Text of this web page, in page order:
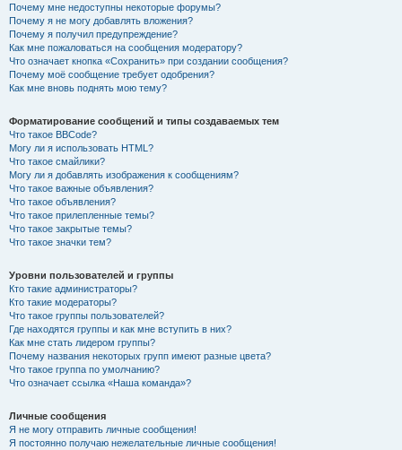
Почему мне недоступны некоторые форумы?
Почему я не могу добавлять вложения?
Почему я получил предупреждение?
Как мне пожаловаться на сообщения модератору?
Что означает кнопка «Сохранить» при создании сообщения?
Почему моё сообщение требует одобрения?
Как мне вновь поднять мою тему?
Форматирование сообщений и типы создаваемых тем
Что такое BBCode?
Могу ли я использовать HTML?
Что такое смайлики?
Могу ли я добавлять изображения к сообщениям?
Что такое важные объявления?
Что такое объявления?
Что такое прилепленные темы?
Что такое закрытые темы?
Что такое значки тем?
Уровни пользователей и группы
Кто такие администраторы?
Кто такие модераторы?
Что такое группы пользователей?
Где находятся группы и как мне вступить в них?
Как мне стать лидером группы?
Почему названия некоторых групп имеют разные цвета?
Что такое группа по умолчанию?
Что означает ссылка «Наша команда»?
Личные сообщения
Я не могу отправить личные сообщения!
Я постоянно получаю нежелательные личные сообщения!